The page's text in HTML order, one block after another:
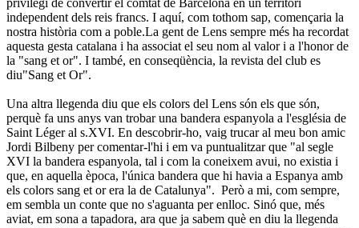
independent dels reis francs. I aquí, com tothom sap, començaria la
nostra història com a poble.La gent de Lens sempre més ha recordat
aquesta gesta catalana i ha associat el seu nom al valor i a l'honor de
la "sang et or". I també, en conseqüència, la revista del club es
diu"Sang et Or".
Una altra llegenda diu que els colors del Lens són els que són,
perquè fa uns anys van trobar una bandera espanyola a l'església de
Saint Léger al s.XVI. En descobrir-ho, vaig trucar al meu bon amic
Jordi Bilbeny per comentar-l'hi i em va puntualitzar que "al segle
XVI la bandera espanyola, tal i com la coneixem avui, no existia i
que, en aquella època, l'única bandera que hi havia a Espanya amb
els colors sang et or era la de Catalunya". Però a mi, com sempre,
em sembla un conte que no s'aguanta per enlloc. Sinó que, més
aviat, em sona a tapadora, ara que ja sabem què en diu la llegenda